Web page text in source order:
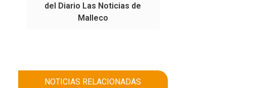
del Diario Las Noticias de
Malleco
NOTICIAS RELACIONADAS